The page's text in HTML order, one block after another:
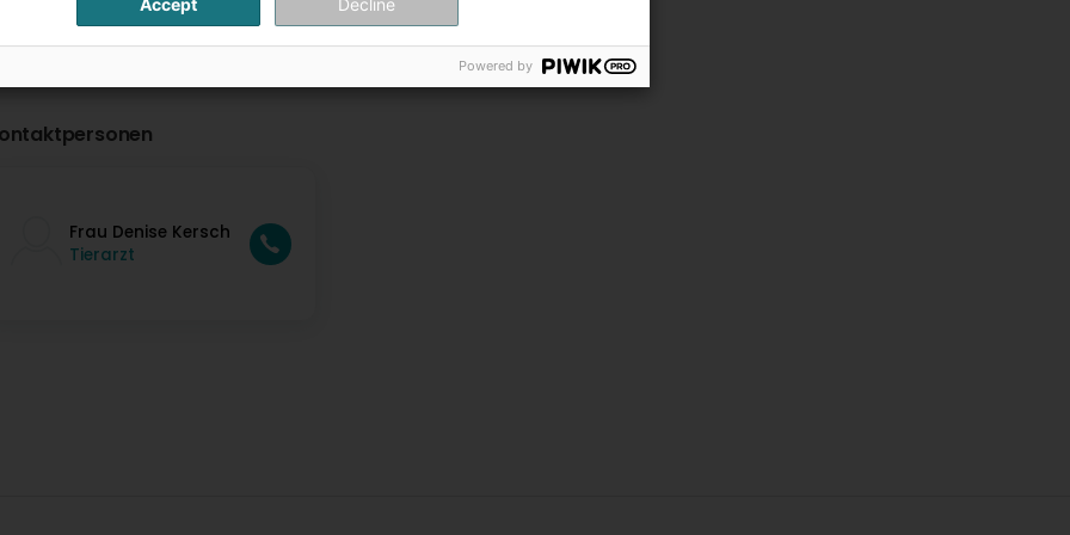
Frau Denise Kersch
Tierarzt
Accept Decline
Powered by